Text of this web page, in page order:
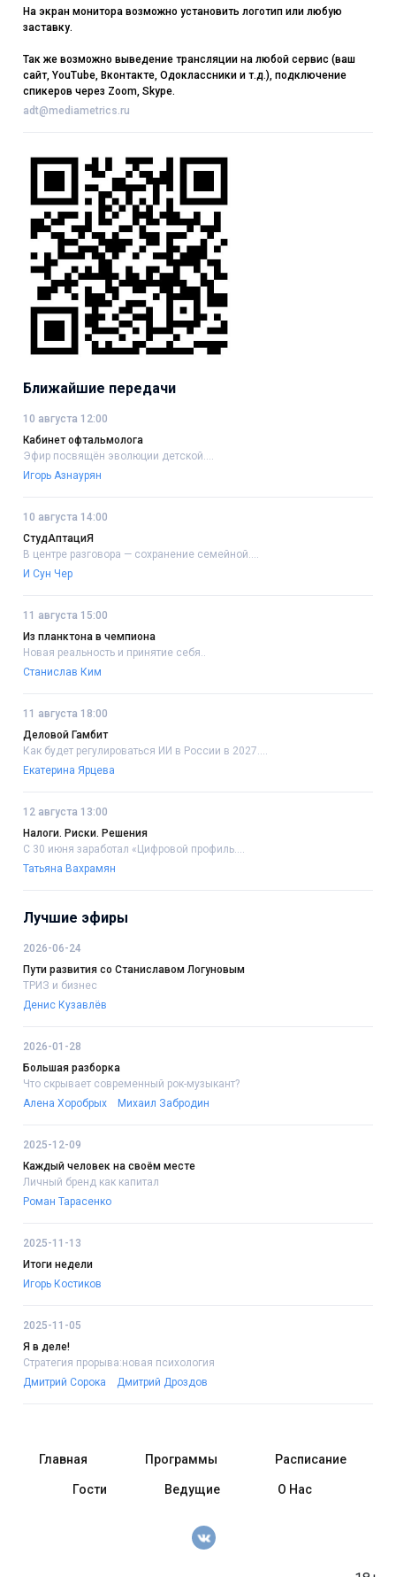
На экран монитора возможно установить логотип или любую
заставку.
Так же возможно выведение трансляции на любой сервис (ваш
сайт, YouTube, Вконтакте, Одоклассники и т.д.), подключение
спикеров через Zoom, Skype.
adt@mediametrics.ru
Ближайшие передачи
10 августа 12:00
Кабинет офтальмолога
Эфир посвящён эволюции детской....
Игорь Азнаурян
10 августа 14:00
СтудАптациЯ
В центре разговора — сохранение семейной....
И Сун Чер
11 августа 15:00
Из планктона в чемпиона
Новая реальность и принятие себя..
Станислав Ким
11 августа 18:00
Деловой Гамбит
Как будет регулироваться ИИ в России в 2027....
Екатерина Ярцева
12 августа 13:00
Налоги. Риски. Решения
С 30 июня заработал «Цифровой профиль....
Татьяна Вахрамян
Лучшие эфиры
2026-06-24
Пути развития со Станиславом Логуновым
ТРИЗ и бизнес
Денис Кузавлёв
2026-01-28
Большая разборка
Что скрывает современный рок-музыкант?
Алена Хоробрых
Михаил Забродин
2025-12-09
Каждый человек на своём месте
Личный бренд как капитал
Роман Тарасенко
2025-11-13
Итоги недели
Игорь Костиков
2025-11-05
Я в деле!
Стратегия прорыва:новая психология
Дмитрий Сорока
Дмитрий Дроздов
Главная Программы Расписание
Гости Ведущие О Нас